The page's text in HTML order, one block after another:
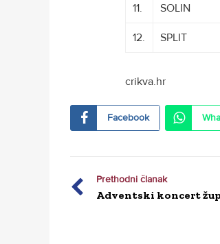
11. SOLIN
12. SPLIT
crikva.hr
Facebook
Prethodni članak
Adventski koncert